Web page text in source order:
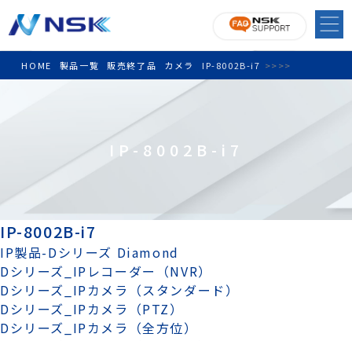
HOME >
製品一覧 >
販売終了品 >
カメラ >
IP-8002B-i7
IP-8002B-i7
IP-8002B-i7
IP製品-Dシリーズ Diamond
Dシリーズ_IPレコーダー（NVR）
Dシリーズ_IPカメラ（スタンダード）
Dシリーズ_IPカメラ（PTZ）
Dシリーズ_IPカメラ（全方位）